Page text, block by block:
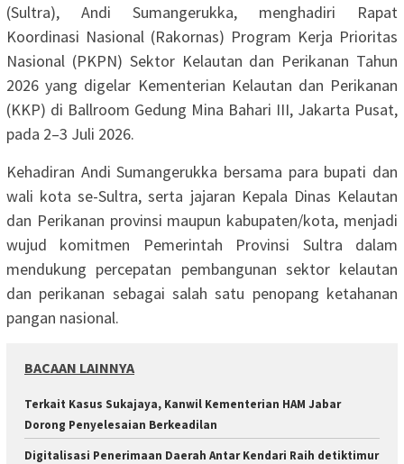
(Sultra), Andi Sumangerukka, menghadiri Rapat
Koordinasi Nasional (Rakornas) Program Kerja Prioritas
Nasional (PKPN) Sektor Kelautan dan Perikanan Tahun
2026 yang digelar Kementerian Kelautan dan Perikanan
(KKP) di Ballroom Gedung Mina Bahari III, Jakarta Pusat,
pada 2–3 Juli 2026.
Kehadiran Andi Sumangerukka bersama para bupati dan
wali kota se-Sultra, serta jajaran Kepala Dinas Kelautan
dan Perikanan provinsi maupun kabupaten/kota, menjadi
wujud komitmen Pemerintah Provinsi Sultra dalam
mendukung percepatan pembangunan sektor kelautan
dan perikanan sebagai salah satu penopang ketahanan
pangan nasional.
BACAAN LAINNYA
‎Terkait Kasus Sukajaya, Kanwil Kementerian HAM Jabar
‎Dorong Penyelesaian Berkeadilan
Digitalisasi Penerimaan Daerah Antar Kendari Raih detiktimur